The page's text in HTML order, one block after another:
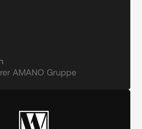
AMANO Gruppe